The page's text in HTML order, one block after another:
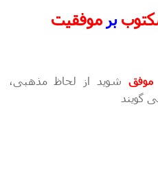
بر موفقیت
موفق شوید از لحاظ مذهبی،
گویند